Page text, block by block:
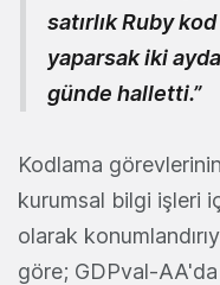
satırlık Ruby
yaparsak iki
günde halletti.”
Kodlama
kurumsal bilgi işleri
olarak
göre; GDPval-